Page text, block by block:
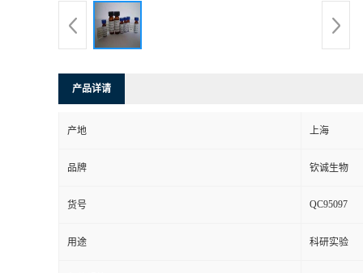
产品详请
产地 上海
品牌 钦诚生物
货号 QC95097
用途 科研实验